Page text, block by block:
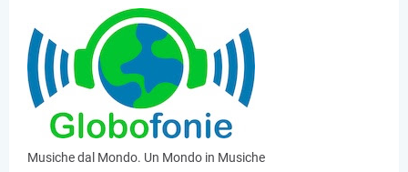
Musiche dal Mondo. Un Mondo in Musiche